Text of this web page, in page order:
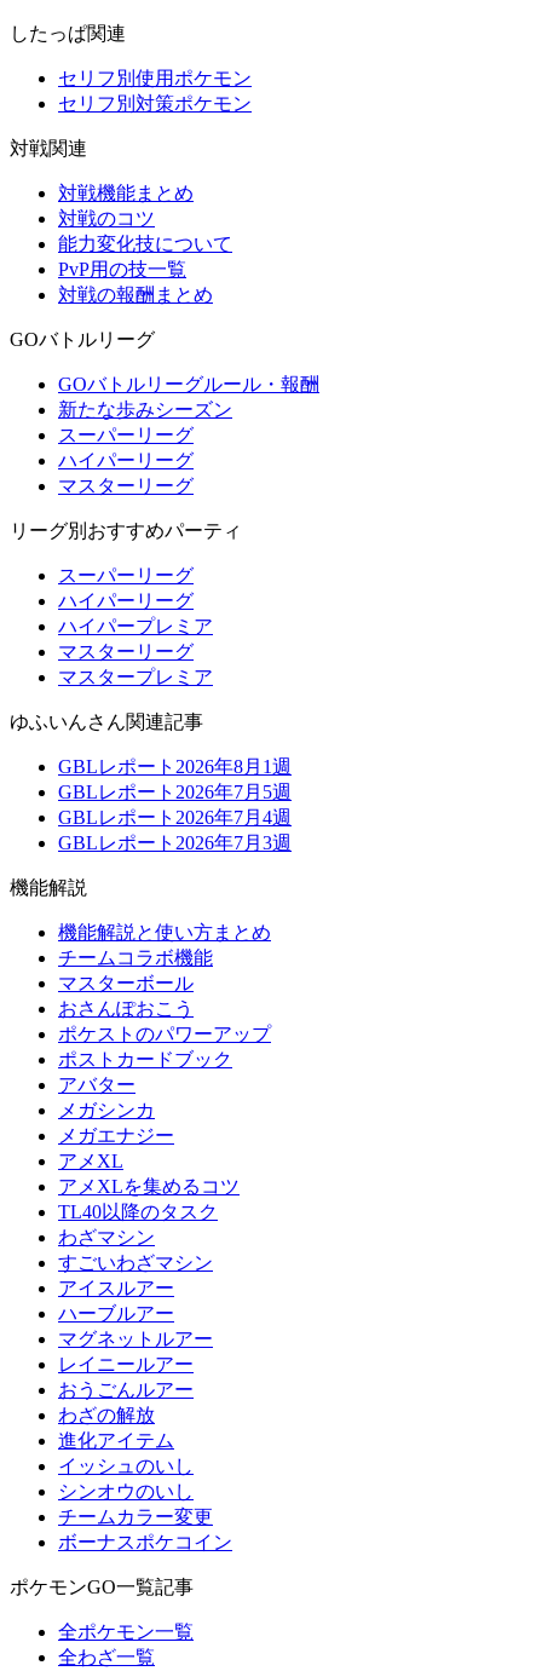
したっぱ関連
セリフ別使用ポケモン
セリフ別対策ポケモン
対戦関連
対戦機能まとめ
対戦のコツ
能力変化技について
PvP用の技一覧
対戦の報酬まとめ
GOバトルリーグ
GOバトルリーグルール・報酬
新たな歩みシーズン
スーパーリーグ
ハイパーリーグ
マスターリーグ
リーグ別おすすめパーティ
スーパーリーグ
ハイパーリーグ
ハイパープレミア
マスターリーグ
マスタープレミア
ゆふいんさん関連記事
GBLレポート2026年8月1週
GBLレポート2026年7月5週
GBLレポート2026年7月4週
GBLレポート2026年7月3週
機能解説
機能解説と使い方まとめ
チームコラボ機能
マスターボール
おさんぽおこう
ポケストのパワーアップ
ポストカードブック
アバター
メガシンカ
メガエナジー
アメXL
アメXLを集めるコツ
TL40以降のタスク
わざマシン
すごいわざマシン
アイスルアー
ハーブルアー
マグネットルアー
レイニールアー
おうごんルアー
わざの解放
進化アイテム
イッシュのいし
シンオウのいし
チームカラー変更
ボーナスポケコイン
ポケモンGO一覧記事
全ポケモン一覧
全わざ一覧